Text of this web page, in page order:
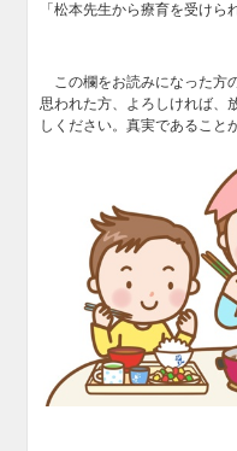
「松本先生から療育を受けら
この欄をお読みになった方
思われた方、よろしければ、
しください。真実であるこ